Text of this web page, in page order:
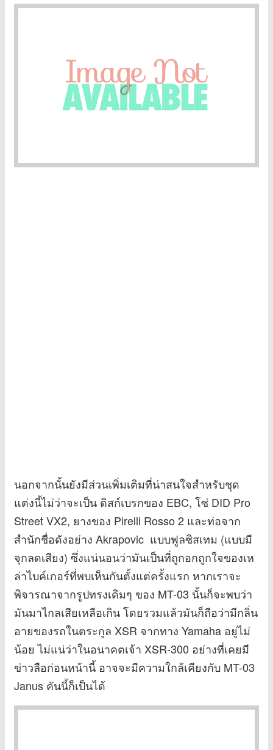
นอกจากนั้นยังมีส่วนเพิ่มเติมที่น่าสนใจสำหรับชุด
แต่งนี้ไม่ว่าจะเป็น ดิสก์เบรกของ EBC, โซ่ DID Pro
Street VX2, ยางของ Pirelli Rosso 2 และท่อจาก
สำนักชื่อดังอย่าง Akrapovic แบบฟูลซิสเทม (แบบมี
จุกลดเสียง) ซึ่งแน่นอนว่ามันเป็นที่ถูกอกถูกใจของเห
ล่าไบค์เกอร์ที่พบเห็นกันตั้งแต่ครั้งแรก หากเราจะ
พิจารณาจากรูปทรงเดิมๆ ของ MT-03 นั้นก็จะพบว่า
มันมาไกลเสียเหลือเกิน โดยรวมแล้วมันก็ถือว่ามีกลิ่น
อายของรถในตระกูล XSR จากทาง Yamaha อยู่ไม่
น้อย ไม่แน่ว่าในอนาคตเจ้า XSR-300 อย่างที่เคยมี
ข่าวลือก่อนหน้านี้ อาจจะมีความใกล้เคียงกับ MT-03
Janus คันนี้ก็เป็นได้